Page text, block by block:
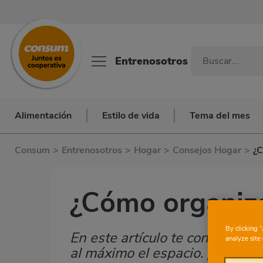
Entrenosotros
Alimentación Estilo de vida Tema del mes
Consum > Entrenosotros > Hogar > Consejos Hogar >
¿Cómo
Subtítulo
En este artículo te contamos
al máximo el espacio. ¡No te
By clicking
analyze site